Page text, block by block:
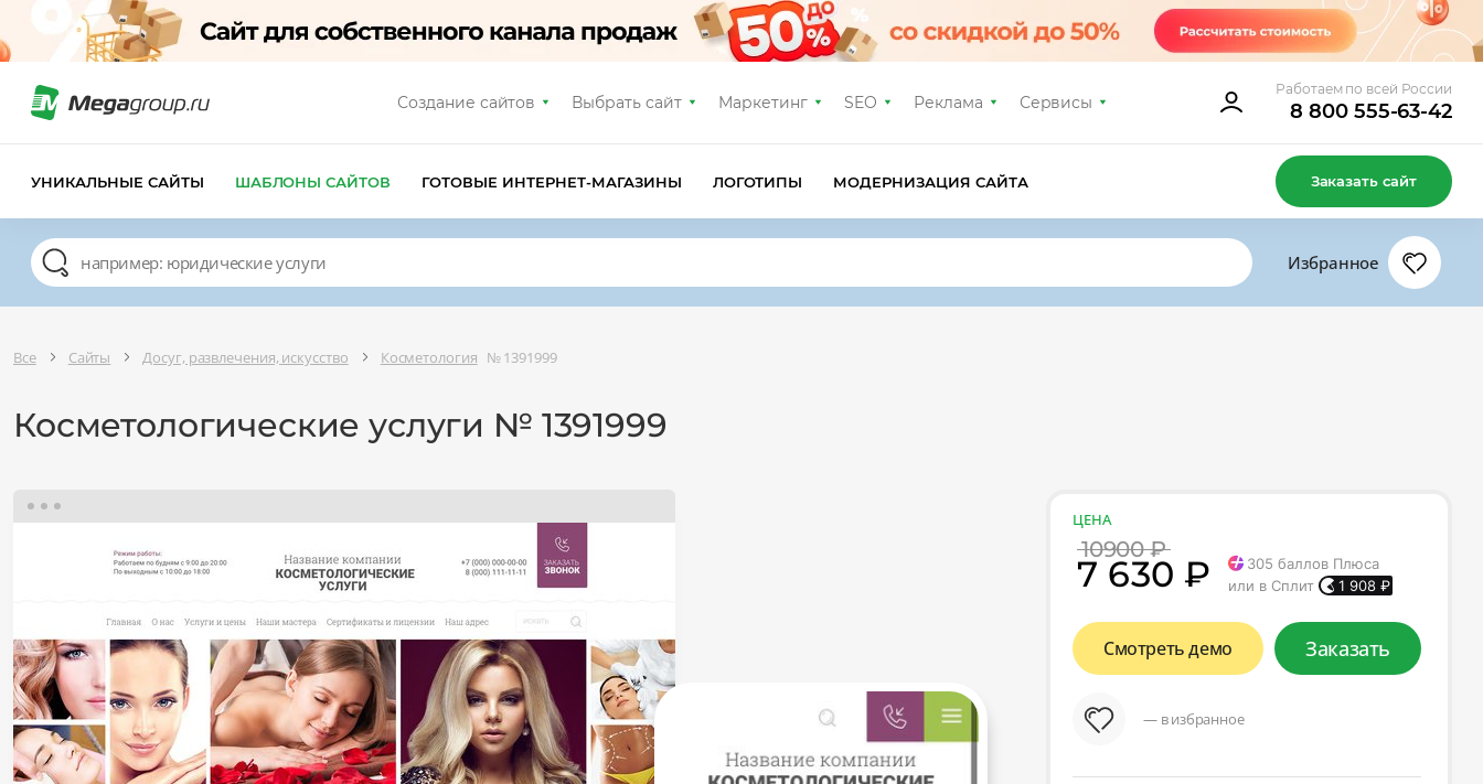
Создание сайтов Выбрать сайт Маркетинг SEO Реклама Сервисы
Работаем по всей России
8 800 555-63-42
УНИКАЛЬНЫЕ САЙТЫ ШАБЛОНЫ САЙТОВ ГОТОВЫЕ ИНТЕРНЕТ-МАГАЗИНЫ ЛОГОТИПЫ МОДЕРНИЗАЦИЯ САЙТА Заказать сайт
Избранное
Все Сайты Досуг, развлечения, искусство Косметология № 1391999
Косметологические услуги № 1391999
ЦЕНА
10900 ₽
7 630 ₽ 305 баллов Плюса
или в Сплит
1 908 ₽
Смотреть демо Заказать
— в избранное